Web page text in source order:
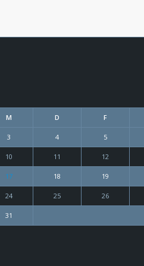
M D F
3 4 5
10 11 12
17 18 19
24 25 26
31